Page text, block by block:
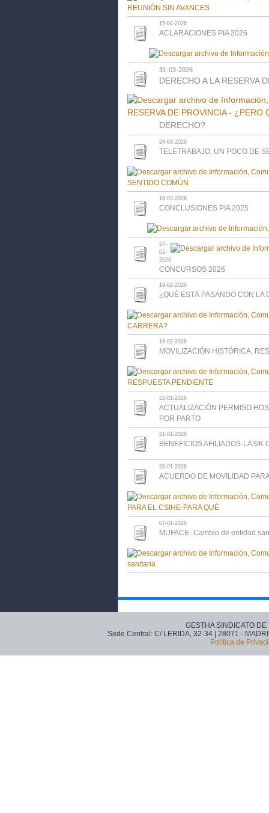
15-04-2026
ACLARACIONES PIA 2026
31-03-2026
DERECHO A LA RESERVA
DERECHO?
24-03-2026
TELETRABAJO, UN POCO DE
16-03-2026
CONCLUSIONES PIA 2025
27-
02-
2026
CONCURSOS 2026
19-02-2026
¿QUÉ ESTÁ PASANDO CON LA
16-02-2026
MOVILIZACIÓN HISTÓRICA,
22-01-2026
ACTUALIZACIÓN PERMISO
POR PARTO
21-01-2026
BENEFICIOS AFILIADOS-LASIK
20-01-2026
ACUERDO DE MOVILIDAD
07-01-2026
MUFACE- Cambio de entidad
GESTHA SINDICATO
Sede Central: C/ LERIDA, 32-34 | 28071 -
Política de